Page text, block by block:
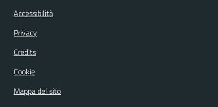
Accessibilità
Privacy
Credits
Cookie
Mappa del sito